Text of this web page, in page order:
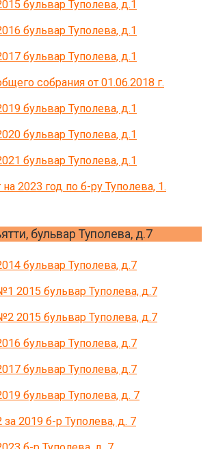
бульвар Туполева, д.1
бульвар Туполева, д.1
бульвар Туполева, д.1
собрания от 01.06.2018 г.
бульвар Туполева, д.1
бульвар Туполева, д.1
бульвар Туполева, д.1
на 2023 год по б-ру Туполева, 1.
бульвар Туполева, д.7
бульвар Туполева, д.7
2015 бульвар Туполева, д.7
2015 бульвар Туполева, д.7
бульвар Туполева, д.7
бульвар Туполева, д.7
бульвар Туполева, д. 7
за 2019 б-р Туполева, д. 7